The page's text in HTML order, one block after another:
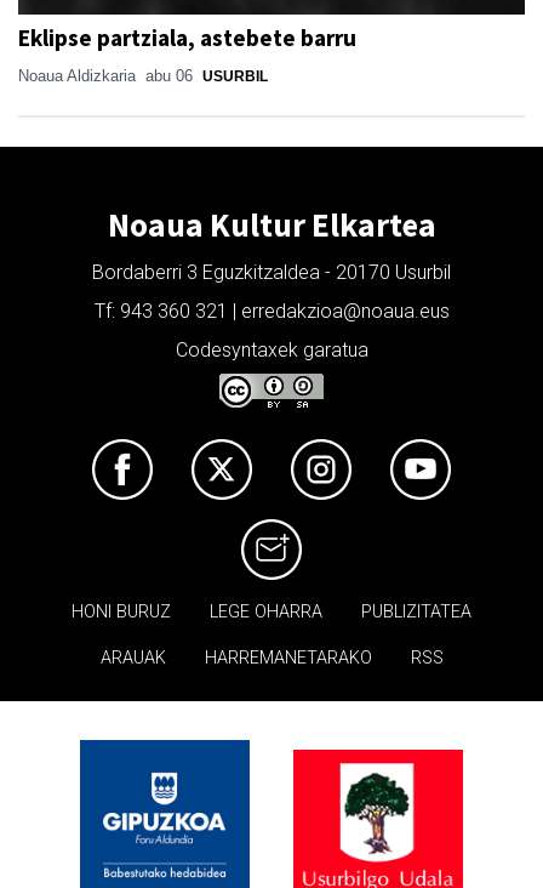
Eklipse partziala, astebete barru
Noaua Aldizkaria abu 06 USURBIL
Noaua Kultur Elkartea
Bordaberri 3 Eguzkitzaldea - 20170 Usurbil
Tf: 943 360 321 | erredakzioa@noaua.eus
Codesyntaxek garatua
HONI BURUZ LEGE OHARRA PUBLIZITATEA
ARAUAK HARREMANETARAKO RSS